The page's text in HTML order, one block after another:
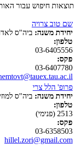
תוצאות חיפוש עבור
שם טוב צרויה
יחידת משנה: ביה"ס
טלפון:
03-6405556
פקס:
03-6407780
פרופ' הלל צרי
יחידת משנה: ביה"ס
טלפון:
2513 (פנימי)
פקס:
03-6358503
hillel.zori@gmail.com